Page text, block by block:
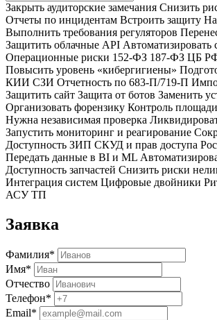
Закрыть аудиторские замечания Снизить
Отчеты по инцидентам Встроить защиту
Выполнить требования регуляторов
Защитить облачные API Автоматизировать
Операционные риски 152‑ФЗ 187‑ФЗ ЦБ
Повысить уровень «кибергигиены»
КИИ СЗИ Отчетность по 683‑П/719‑П
Защитить сайт Защита от ботов Заменить
Организовать форензику Контроль
Нужна независимая проверка
Запустить мониторинг и реагирование
Доступность ЗИП СКУД и прав доступа
Передать данные в BI и ML
Доступность запчастей Снизить риски
Интеграция систем Цифровые двойники
АСУ ТП
Заявка
Фамилия*
Имя*
Отчество
Телефон*
Email*